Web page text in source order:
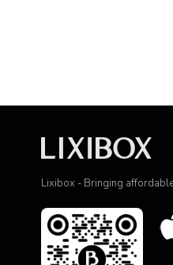
Lixibox - Bringing